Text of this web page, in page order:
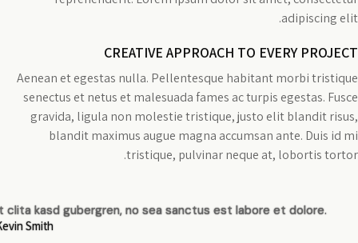
adipiscing elit.
CREATIVE APPROACH TO EVERY PROJECT
Aenean et egestas nulla. Pellentesque habitant morbi tristique
senectus et netus et malesuada fames ac turpis egestas. Fusce
gravida, ligula non molestie tristique, justo elit blandit risus,
blandit maximus augue magna accumsan ante. Duis id mi
tristique, pulvinar neque at, lobortis tortor.
clita kasd gubergren, no sea sanctus est labore et dolore.
Smith